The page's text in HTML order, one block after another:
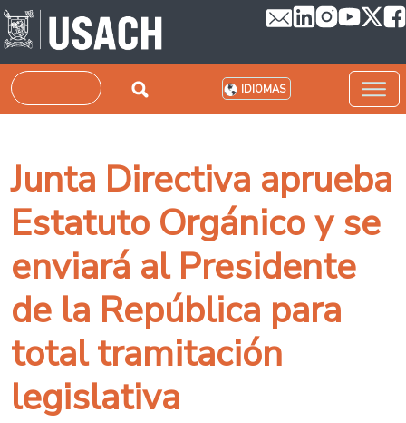
Pasar al contenido principal
Buscar IDIOMAS
Junta Directiva aprueba
Estatuto Orgánico y se
enviará al Presidente
de la República para
total tramitación
legislativa